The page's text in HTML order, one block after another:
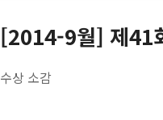
[2014-9월] 제41
수상 소감